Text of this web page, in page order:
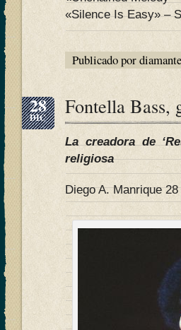
«Silence Is Easy» –
Publicado por
28
DIC Fontella Bass,
La creadora de
religiosa
Diego A. Manrique